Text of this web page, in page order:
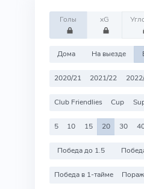
Голы xG
Дома На выезде
2020/21 2021/22
Club Friendlies Cup
5 10 15 20 30
Победа до 1.5
Победа в 1-тайме